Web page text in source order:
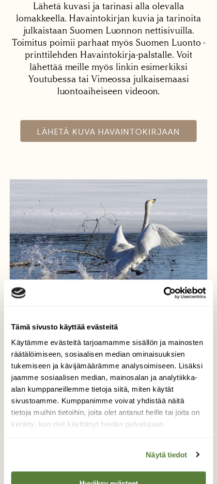
Tämä sivusto käyttää evästeitä
Käytämme evästeitä tarjoamamme sisällön ja mainosten
räätälöimiseen, sosiaalisen median ominaisuuksien
tukemiseen ja kävijämäärämme analysoimiseen. Lisäksi
jaamme sosiaalisen median, mainosalan ja analytiikka-
alan kumppaneillemme tietoja siitä, miten käytät
sivustoamme. Kumppanimme voivat yhdistää näitä
tietoja muihin tietoihin, joita olet antanut heille tai joita on
kerätty, kun olet käyttänyt heidän palvelujaan.
Näytä tiedot
Lähetä kuvasi ja tarinasi alla olevalla
lomakkeella. Havaintokirjan kuvia ja tarinoita
julkaistaan Suomen Luonnon nettisivuilla.
Toimitus poimii parhaat myös Suomen Luonto -
printtilehden Havaintokirja-palstalle. Voit
lähettää meille myös linkin esimerkiksi
Youtubessa tai Vimeossa julkaisemaasi
luontoaiheiseen videoon.
LÄHETÄ KUVA HAVAINTOKIRJAAN
Vesijuoksua
Laulujoutsen juoksee tyylikkäästi vetten
päällä. Vesi roiskuu, siivet heiluvat ja laulukin
raikaa. Omaa reviiriä pitää puolustaa
vimmatusti. Tiedoksi tunkeilijoille, tämä
pesimäpaikka on vallattu.